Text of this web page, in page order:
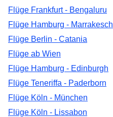
Flüge Frankfurt - Bengaluru
Flüge Hamburg - Marrakesch
Flüge Berlin - Catania
Flüge ab Wien
Flüge Hamburg - Edinburgh
Flüge Teneriffa - Paderborn
Flüge Köln - München
Flüge Köln - Lissabon